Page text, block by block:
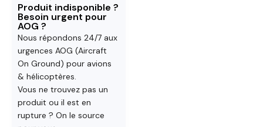
Produit indisponible ?
Besoin urgent pour
AOG ?
Nous répondons 24/7 aux
urgences AOG (Aircraft
On Ground) pour avions
& hélicoptères.
Vous ne trouvez pas un
produit ou il est en
rupture ? On le source